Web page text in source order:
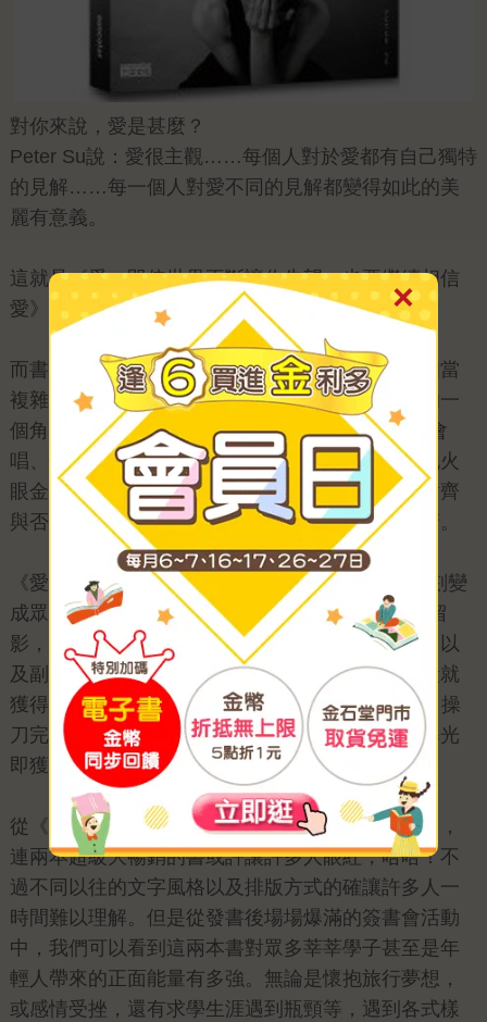
對你來說，愛是甚麼？
Peter Su說：愛很主觀……每個人對於愛都有自己獨特
的見解……每一個人對愛不同的見解都變得如此的美
麗有意義。
這就是《愛：即使世界不斷讓你失望，也要繼續相信
愛》這本書的主軸。
而書的產出，從編輯到行銷到通路，枝枝節節的相當
複雜；身為編輯可以說是和作者本身互動最密切的一
個角色。Peter一位很多才多藝的作家，他能寫、會
唱、懂攝影，還可以做平面設計。我們常折服於他火
眼金睛的功力，照片的位置、字的行距、大小、對齊
與否，就算只差了一毫釐，從來都逃不過他的眼睛。
《愛》的封面一出，照片中Peter自然的掩嘴笑立刻變
成眾人爭相模仿的動作。照片是Peter青澀歲月的留
影，純真、不造作的燦笑相當具有感染力，和書名以
及副書名的氛圍產生極大共鳴，在封面照票選階段就
獲得壓倒性勝出；Pete也為接下來的封面設計親自操
刀完成將近80%，如同電影畫報的設計風格，一曝光
即獲得好評。
從《夢想這條路踏上了，跪著也要走完》到《愛》，
連兩本超級大暢銷的書或許讓許多人眼紅，哈哈！不
過不同以往的文字風格以及排版方式的確讓許多人一
時間難以理解。但是從發書後場場爆滿的簽書會活動
中，我們可以看到這兩本書對眾多莘莘學子甚至是年
輕人帶來的正面能量有多強。無論是懷抱旅行夢想，
或感情受挫，還有求學生涯遇到瓶頸等，遇到各式樣